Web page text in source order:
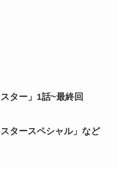
ター」1話~最終回
タースペシャル」など